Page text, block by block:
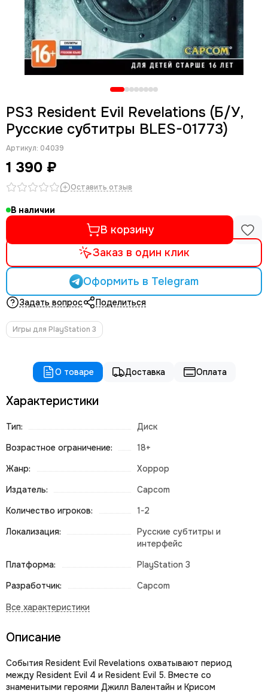
PS3 Resident Evil Revelations (Б/У,
Русские субтитры BLES-01773)
Артикул: 04039
1 390 ₽
Оставить отзыв
В наличии
В корзину
Заказ в один клик
Оформить в Telegram
Задать вопрос Поделиться
Игры для PlayStation 3
О товаре Доставка Оплата
Характеристики
Тип:
Диск
Возрастное ограничение:
18+
Жанр:
Хоррор
Издатель:
Capcom
Количество игроков:
1-2
Локализация:
Русские субтитры и
интерфейс
Платформа:
PlayStation 3
Разработчик:
Capcom
Описание
События Resident Evil Revelations охватывают период
между Resident Evil 4 и Resident Evil 5. Вместе со
знаменитыми героями Джилл Валентайн и Крисом